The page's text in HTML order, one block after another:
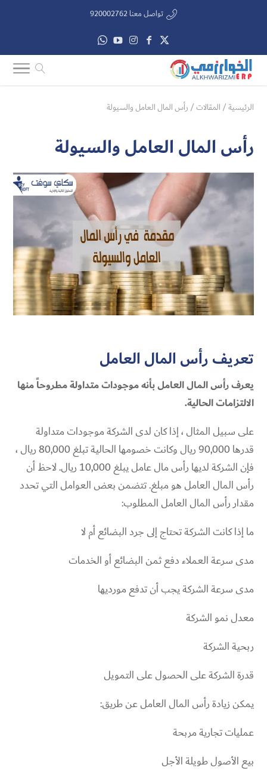
تواصل معنا 920002762
الرئيسية/ المقالات/ رأس المال العامل والسيولة
رأس المال العامل والسيولة
تعريف رأس المال العامل
يعرف رأس المال العامل بأنه موجودات متداولة مطروحاً منها
الالتزامات الحالية.
على سبيل المثال ، إذا كان لدى الشركة موجودات متداولة
قدرها 90,000 ريال وكانت خصومها الحالية تبلغ 80,000 ريال ،
فإن الشركة لديها رأس مال عامل يبلغ 10,000 ريال. لاحظ أن
رأس المال العامل هو مبلغ. تتضمن بعض العوامل التي تحدد
مقدار رأس المال العامل المطلوب:
ما إذا كانت الشركة تحتاج إلى جرد البضائع أم لا
مدى سرعة العملاء دفع ثمن البضائع أو الخدمات
مدى سرعة الشركة يجب أن تدفع مورديها
معدل نمو الشركة
ربحية الشركة
قدرة الشركة على الحصول على التمويل
يمكن زيادة رأس المال العامل عن طريق:
عمليات تجارية مربحة
بيع الأصول طويلة الأجل